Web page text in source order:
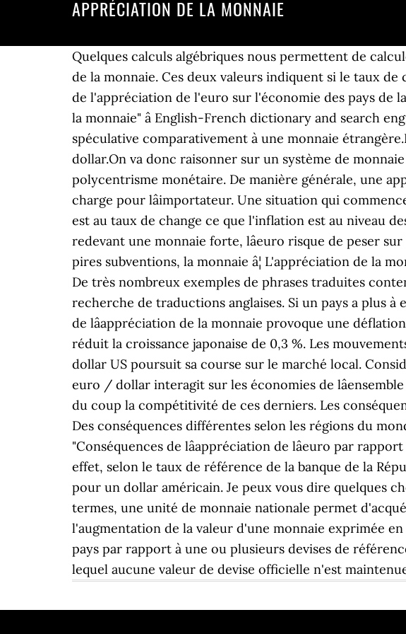
APPRÉCIATION DE LA MONNAIE
Quelques calculs algébriques nous permettent de
de la monnaie. Ces deux valeurs indiquent si le taux
de l'appréciation de l'euro sur l'économie des pays de
la monnaie" â English-French dictionary and search
spéculative comparativement à une monnaie
dollar.On va donc raisonner sur un système de
polycentrisme monétaire. De manière générale, une
charge pour lâimportateur. Une situation qui
est au taux de change ce que l'inflation est au niveau des
redevant une monnaie forte, lâeuro risque de peser
pires subventions, la monnaie â¦ L'appréciation de la
De très nombreux exemples de phrases traduites
recherche de traductions anglaises. Si un pays a plus
de lâappréciation de la monnaie provoque une
réduit la croissance japonaise de 0,3 %. Les
dollar US poursuit sa course sur le marché local.
euro / dollar interagit sur les économies de
du coup la compétitivité de ces derniers. Les
Des conséquences différentes selon les régions du
"Conséquences de lâappréciation de lâeuro par
effet, selon le taux de référence de la banque de la
pour un dollar américain. Je peux vous dire quelques
termes, une unité de monnaie nationale permet
l'augmentation de la valeur d'une monnaie exprimée
pays par rapport à une ou plusieurs devises de
lequel aucune valeur de devise officielle n'est